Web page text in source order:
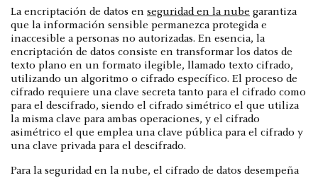
La encriptación de datos en seguridad en la nube garantiza
que la información sensible permanezca protegida e
inaccesible a personas no autorizadas. En esencia, la
encriptación de datos consiste en transformar los datos de
texto plano en un formato ilegible, llamado texto cifrado,
utilizando un algoritmo o cifrado específico. El proceso de
cifrado requiere una clave secreta tanto para el cifrado como
para el descifrado, siendo el cifrado simétrico el que utiliza
la misma clave para ambas operaciones, y el cifrado
asimétrico el que emplea una clave pública para el cifrado y
una clave privada para el descifrado.
Para la seguridad en la nube, el cifrado de datos desempeña